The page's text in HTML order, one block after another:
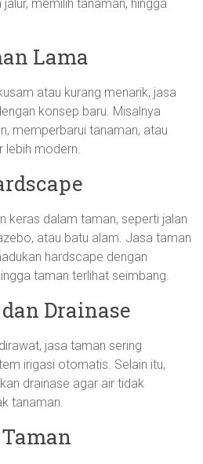
memilih tanaman, hingga
Lama
atau kurang menarik, jasa
konsep baru. Misalnya
memperbarui tanaman, atau
lebih modern.
keras dalam taman, seperti jalan
atau batu alam. Jasa taman
hardscape dengan
taman terlihat seimbang.
Drainase
jasa taman sering
irigasi otomatis. Selain itu,
drainase agar air tidak
tanaman.